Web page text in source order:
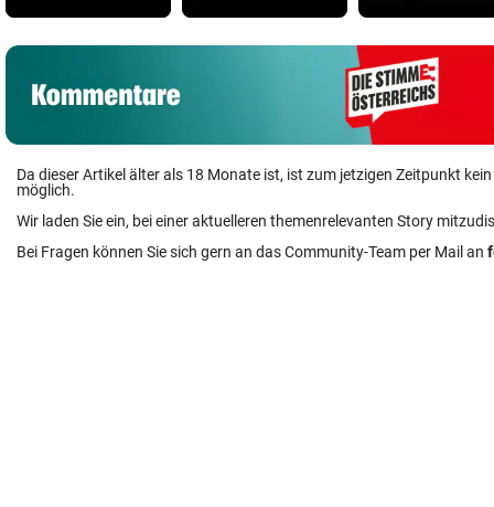
Da dieser Artikel älter als 18 Monate ist, ist zum jetzigen Zeitpunkt
möglich.
Wir laden Sie ein, bei einer aktuelleren themenrelevanten Story
Bei Fragen können Sie sich gern an das Community-Team per Mail an